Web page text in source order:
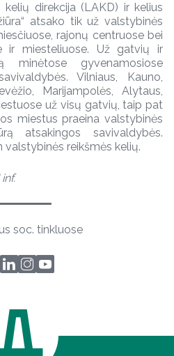
direkcija (LAKD) ir kelius
atsako tik už valstybinės
rajonų centruose bei
ir miesteliuose. Už gatvių ir
minėtose gyvenamosiose
Vilniaus, Kauno,
Marijampolės, Alytaus,
už visų gatvių, taip pat
miestus praeina valstybinės
atsakingos savivaldybės.
valstybinės reikšmės kelių.
soc. tinkluose